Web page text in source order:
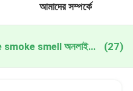
আমাদের সম্পর্কে
ozone machine remove smoke smell অনলাইন উত্পাদন (27)